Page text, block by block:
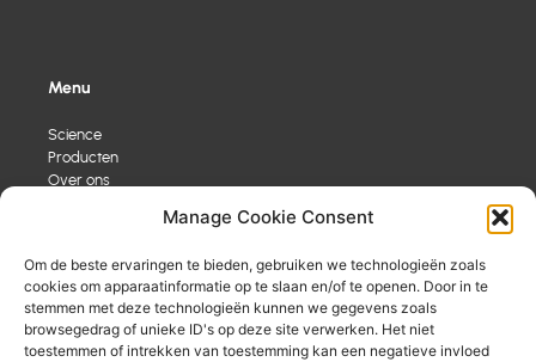
Manage Cookie Consent
Om de beste ervaringen te bieden, gebruiken we technologieën zoals
cookies om apparaatinformatie op te slaan en/of te openen. Door in te
stemmen met deze technologieën kunnen we gegevens zoals
browsegedrag of unieke ID's op deze site verwerken. Het niet
toestemmen of intrekken van toestemming kan een negatieve invloed
Menu
Science
Producten
Over ons
Support
Contact
Verkooppunten